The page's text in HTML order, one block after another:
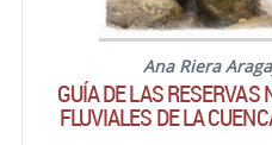
Ana Riera
GUÍA DE LAS RESERVAS
FLUVIALES DE LA